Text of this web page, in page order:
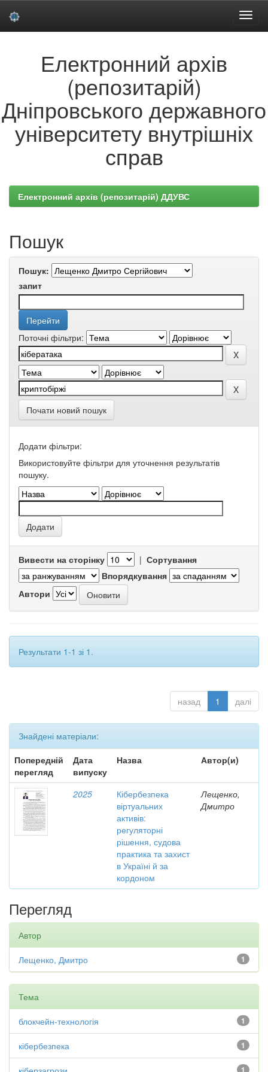
Електронний архів
(репозитарій)
Дніпровського державного
університету внутрішніх
справ
Електронний архів (репозитарій) ДДУВС
Пошук
Пошук:
запит
Поточні фільтри:
Почати новий пошук
Додати фільтри:
Використовуйте фільтри для уточнення результатів
пошуку.
Вивести на сторінку | Сортування
Впорядкування
Автори
Результати 1-1 зі 1.
назад 1 далі
Знайдені матеріали:
Попередній
перегляд
Дата
випуску
Назва Автор(и)
2025
Кібербезпека
віртуальних
активів:
регуляторні
рішення, судова
практика та захист
в Україні й за
кордоном
Лещенко,
Дмитро
Перегляд
Автор
1
Лещенко, Дмитро
Тема
1
блокчейн-технологія
1
кібербезпека
1